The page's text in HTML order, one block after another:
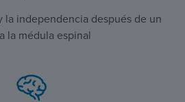
la independencia después de un
la médula espinal